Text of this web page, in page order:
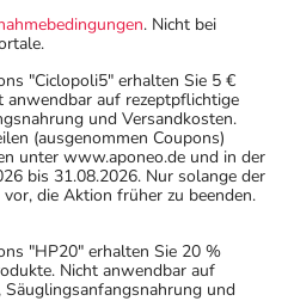
. Nicht bei
"Ciclopoli5" erhalten Sie 5 €
anwendbar auf rezeptpflichtige
und Versandkosten.
(ausgenommen Coupons)
unter www.aponeo.de und in der
bis 31.08.2026. Nur solange der
die Aktion früher zu beenden.
"HP20" erhalten Sie 20 %
Nicht anwendbar auf
und